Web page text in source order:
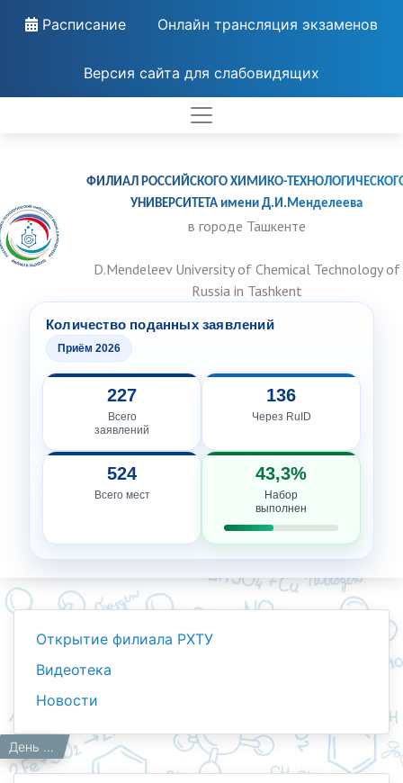
Расписание Онлайн трансляция экзаменов
Версия сайта для слабовидящих
ФИЛИАЛ РОССИЙСКОГО ХИМИКО-
УНИВЕРСИТЕТА имени Д.И.Менделеева
в городе Ташкенте
D.Mendeleev University of Chemical Technology of
Russia in Tashkent
Количество поданных заявлений
Приём 2026
227
Всего
заявлений
136
Через RuID
524
Всего мест
43,3%
Набор
выполнен
Открытие филиала РХТУ
Видеотека
Новости
Главная
Работникам
Новости День Победы в Ташкентском филиале Российского химико-технологического университета имени Д. И. Менделеева.